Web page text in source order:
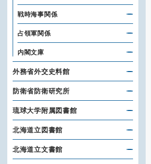
戦時海事関係
占領軍関係
内閣文庫
外務省外交史料館
防衛省防衛研究所
琉球大学附属図書館
北海道立図書館
北海道立文書館